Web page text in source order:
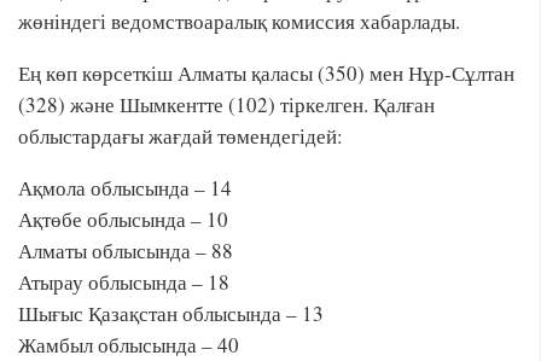
жөніндегі ведомствоаралық комиссия хабарлады.
Ең көп көрсеткіш Алматы қаласы (350) мен Нұр-Сұлтан
(328) және Шымкентте (102) тіркелген. Қалған
облыстардағы жағдай төмендегідей:
Ақмола облысында – 14
Ақтөбе облысында – 10
Алматы облысында – 88
Атырау облысында – 18
Шығыс Қазақстан облысында – 13
Жамбыл облысында – 40